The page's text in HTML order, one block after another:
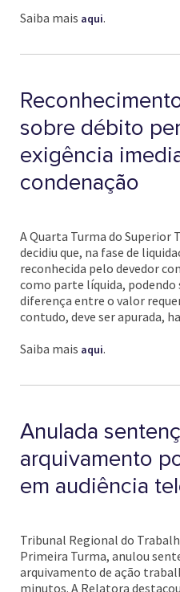
Saiba mais aqui.
sobre débito
exigência
condenação
A Quarta Turma do Superior
decidiu que, na fase de
reconhecida pelo devedor
como parte líquida, podendo
diferença entre o valor
contudo, deve ser apurada,
Saiba mais aqui.
Anulada
arquivamento
em audiência
Tribunal Regional do
Primeira Turma, anulou
arquivamento de ação
minutos. A Relatora